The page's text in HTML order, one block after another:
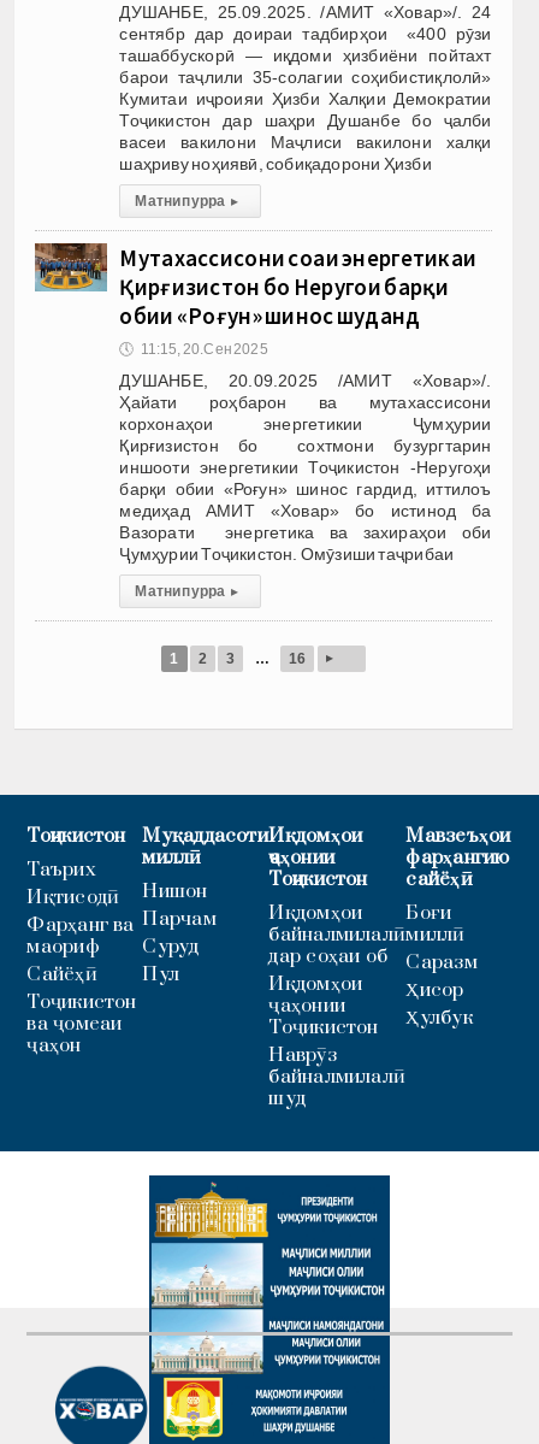
ДУШАНБЕ, 25.09.2025. /АМИТ «Ховар»/. 24
сентябр дар доираи тадбирҳои «400 рӯзи
ташаббускорӣ — иқдоми ҳизбиёни пойтахт
барои таҷлили 35-солагии соҳибистиқлолӣ»
Кумитаи иҷроияи Ҳизби Халқии Демократии
Тоҷикистон дар шаҳри Душанбе бо ҷалби
васеи вакилони Маҷлиси вакилони халқи
шаҳриву ноҳиявӣ, собиқадорони Ҳизби
Матни пурра ▸
Мутахассисони соҳаи энергетикаи
Қирғизистон бо Неругоҳи барқи
обии «Роғун» шинос шуданд
🕔 11:15, 20.Сен 2025
ДУШАНБЕ, 20.09.2025 /АМИТ «Ховар»/.
Ҳайати роҳбарон ва мутахассисони
корхонаҳои энергетикии Ҷумҳурии
Қирғизистон бо сохтмони бузургтарин
иншооти энергетикии Тоҷикистон -Неругоҳи
барқи обии «Роғун» шинос гардид, иттилоъ
медиҳад АМИТ «Ховар» бо истинод ба
Вазорати энергетика ва захираҳои оби
Ҷумҳурии Тоҷикистон. Омӯзиши таҷрибаи
Матни пурра ▸
1 2 3 … 16 ▸
Тоҷикистон
Таърих
Иқтисодӣ
Фарҳанг ва
маориф
Сайёҳӣ
Тоҷикистон
ва ҷомеаи
ҷаҳон
Муқаддасоти
миллӣ
Нишон
Парчам
Суруд
Пул
Иқдомҳои
ҷаҳонии
Тоҷикистон
Иқдомҳои
байналмилалӣ
дар соҳаи об
Иқдомҳои
ҷаҳонии
Тоҷикистон
Наврӯз
байналмилалӣ
шуд
Мавзеъҳои
фарҳангию
сайёҳӣ
Боғи
миллӣ
Саразм
Ҳисор
Ҳулбук